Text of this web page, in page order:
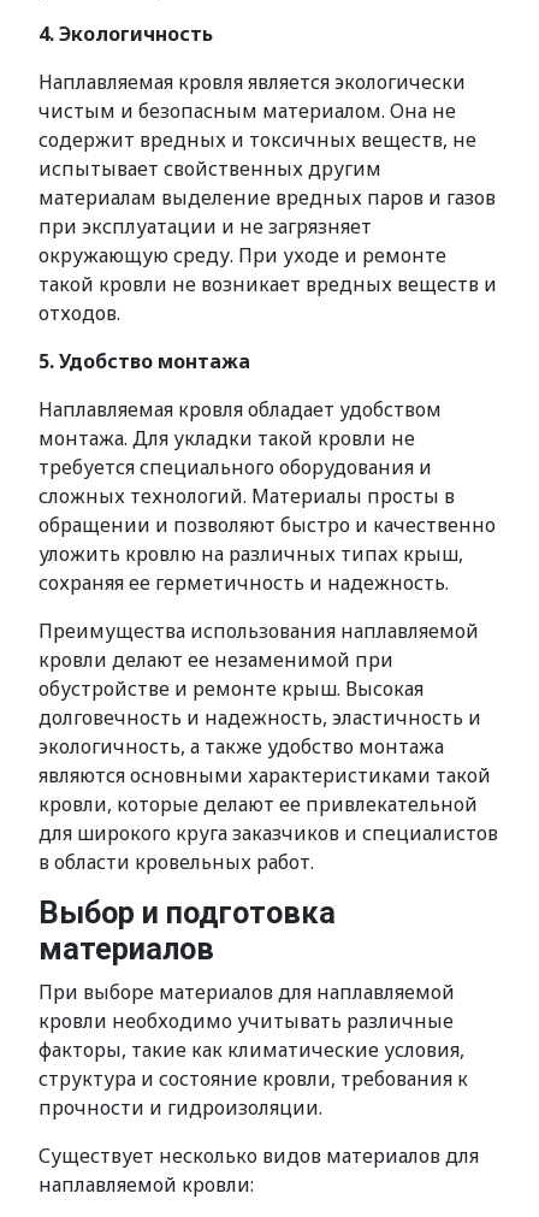
4. Экологичность
Наплавляемая кровля является экологически
чистым и безопасным материалом. Она не
содержит вредных и токсичных веществ, не
испытывает свойственных другим
материалам выделение вредных паров и газов
при эксплуатации и не загрязняет
окружающую среду. При уходе и ремонте
такой кровли не возникает вредных веществ и
отходов.
5. Удобство монтажа
Наплавляемая кровля обладает удобством
монтажа. Для укладки такой кровли не
требуется специального оборудования и
сложных технологий. Материалы просты в
обращении и позволяют быстро и качественно
уложить кровлю на различных типах крыш,
сохраняя ее герметичность и надежность.
Преимущества использования наплавляемой
кровли делают ее незаменимой при
обустройстве и ремонте крыш. Высокая
долговечность и надежность, эластичность и
экологичность, а также удобство монтажа
являются основными характеристиками такой
кровли, которые делают ее привлекательной
для широкого круга заказчиков и специалистов
в области кровельных работ.
Выбор и подготовка
материалов
При выборе материалов для наплавляемой
кровли необходимо учитывать различные
факторы, такие как климатические условия,
структура и состояние кровли, требования к
прочности и гидроизоляции.
Существует несколько видов материалов для
наплавляемой кровли: